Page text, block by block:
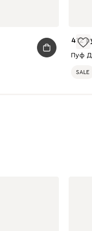
412
Пуф
SALE